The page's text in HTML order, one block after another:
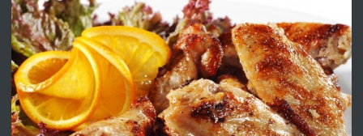
ПРЕДЛАГА
Първи поход "По стъпките на Ангел
Войвода"
преди 1 година